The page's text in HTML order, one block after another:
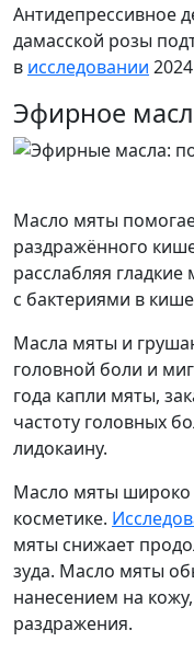
Антидепрессивное
дамасской розы
в исследовании
Эфирное
Масло мяты
раздражённого
расслабляя
с бактериями в
Масла мяты и
головной боли и
года капли мяты,
частоту головных
лидокаину.
Масло мяты широко
косметике.
мяты снижает
зуда. Масло мяты
нанесением на
раздражения.